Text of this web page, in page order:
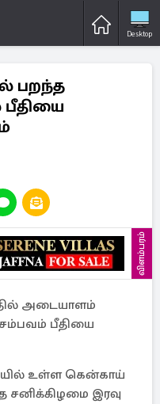
Desktop
பறந்த
விளம்பரம்
அடையாளம்
பீதியை
உள்ள கென்காய்
இரவு